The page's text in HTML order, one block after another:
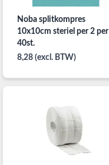
Noba splitkompres
10x10cm steriel per 2 per
40st.
8,28 (excl. BTW)